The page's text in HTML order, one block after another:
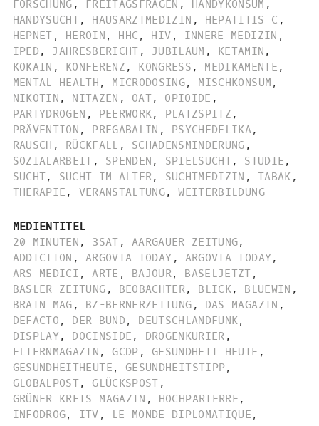
FORSCHUNG , FREITAGSFRAGEN , HANDYKONSUM ,
HANDYSUCHT, HAUSARZTMEDIZIN , HEPATITIS C ,
HEPNET , HEROIN , HHC , HIV , INNERE MEDIZIN ,
IPED , JAHRESBERICHT , JUBILÄUM , KETAMIN ,
KOKAIN , KONFERENZ , KONGRESS , MEDIKAMENTE ,
MENTAL HEALTH , MICRODOSING, MISCHKONSUM ,
NIKOTIN , NITAZEN , OAT, OPIOIDE ,
PARTYDROGEN , PEERWORK, PLATZSPITZ ,
PRÄVENTION , PREGABALIN , PSYCHEDELIKA,
RAUSCH , RÜCKFALL , SCHADENSMINDERUNG ,
SOZIALARBEIT , SPENDEN , SPIELSUCHT, STUDIE ,
SUCHT, SUCHT IM ALTER, SUCHTMEDIZIN , TABAK ,
THERAPIE , VERANSTALTUNG, WEITERBILDUNG
MEDIENTITEL
20 MINUTEN , 3SAT , AARGAUER ZEITUNG,
ADDICTION , ARGOVIA TODAY , ARGOVIA TODAY,
ARS MEDICI , ARTE , BAJOUR, BASELJETZT ,
BASLER ZEITUNG , BEOBACHTER, BLICK, BLUEWIN ,
BRAIN MAG , BZ-BERNERZEITUNG , DAS MAGAZIN ,
DEFACTO , DER BUND , DEUTSCHLANDFUNK,
DISPLAY, DOCINSIDE , DROGENKURIER ,
ELTERNMAGAZIN , GCDP , GESUNDHEIT HEUTE ,
GESUNDHEITHEUTE , GESUNDHEITSTIPP,
GLOBALPOST, GLÜCKSPOST ,
GRÜNER KREIS MAGAZIN , HOCHPARTERRE ,
INFODROG, ITV , LE MONDE DIPLOMATIQUE ,